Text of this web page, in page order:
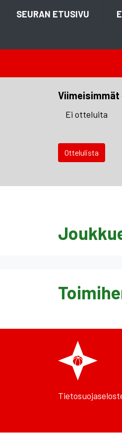
SEURAN ETUSIVU
Ei otteluita
Ottelulista